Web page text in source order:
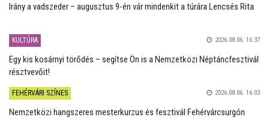
Irány a vadszeder – augusztus 9-én vár mindenkit a túrára Lencsés Rita
KULTÚRA 2026.08.06. 16:37
Egy kis kosárnyi törődés – segítse Ön is a Nemzetközi Néptáncfesztivál
résztvevőit!
FEHÉRVÁRI SZÍNES 2026.08.06. 16:03
Nemzetközi hangszeres mesterkurzus és fesztivál Fehérvárcsurgón